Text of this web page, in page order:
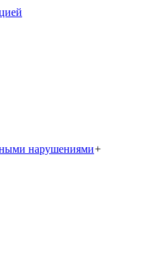
нарушениями+